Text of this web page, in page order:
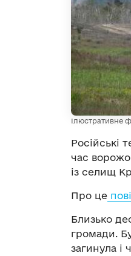
Ілюстративне
Російські
час
із селищ
Про це
Близько
громади.
загинула і